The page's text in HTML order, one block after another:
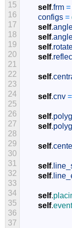
15
16
17
18
19
20
21
22
23
24
25
26
27
28
29
30
31
32
33
34
35
36
37
self.frm =
configs =
self.
self.
self.
self.
self.
self.cnv =
self.
self.
self.
self.
self.
self.
self.